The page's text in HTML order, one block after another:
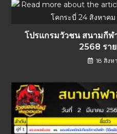
โปรแกรมวัวชน สนามกี
2568 รา
18 สิง